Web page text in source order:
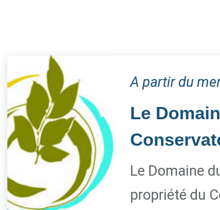
A partir du
Le
Le Domaine
propriété du